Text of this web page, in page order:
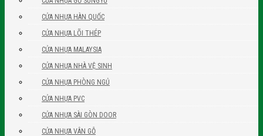
CỬA NHỰA HÀN QUỐC
CỬA NHỰA LÕI THÉP
CỬA NHỰA MALAYSIA
CỬA NHỰA NHÀ VỆ SINH
CỬA NHỰA PHÒNG NGỦ
CỬA NHỰA PVC
CỬA NHỰA SÀI GÒN DOOR
CỬA NHỰA VÂN GỖ